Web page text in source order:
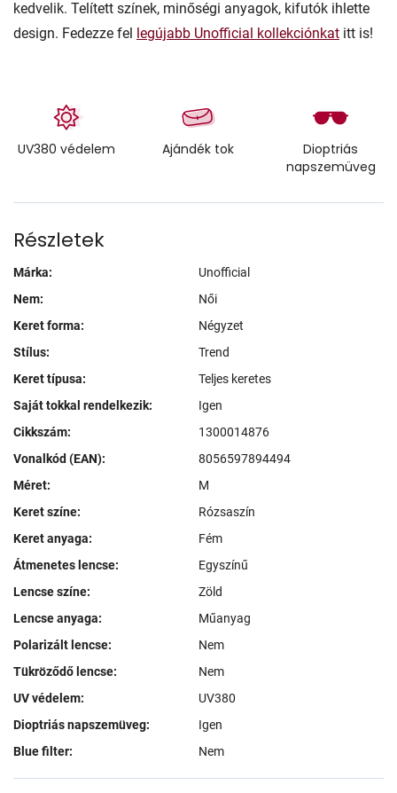
kedvelik. Telített színek, minőségi anyagok, kifutók ihlette
design. Fedezze fel legújabb Unofficial kollekciónkat itt is!
UV380 védelem Ajándék tok
Dioptriás
napszemüveg
Részletek
Márka:
Unofficial
Nem:
Női
Keret forma:
Négyzet
Stílus:
Trend
Keret típusa:
Teljes keretes
Saját tokkal rendelkezik:
Igen
Cikkszám:
1300014876
Vonalkód (EAN):
8056597894494
Méret:
M
Keret színe:
Rózsaszín
Keret anyaga:
Fém
Átmenetes lencse:
Egyszínű
Lencse színe:
Zöld
Lencse anyaga:
Műanyag
Polarizált lencse:
Nem
Tükröződő lencse:
Nem
UV védelem:
UV380
Dioptriás napszemüveg:
Igen
Blue filter:
Nem